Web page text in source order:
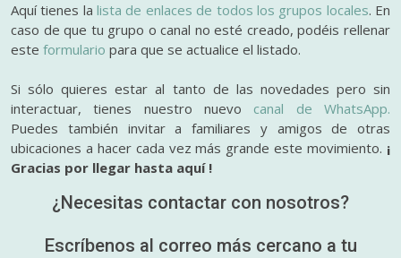
Aquí tienes lalista de enlaces de todos los grupos locales. En
caso de que tu grupo o canal no esté creado, podéis rellenar
este formulario para que se actualice el listado.
Si sólo quieres estar al tanto de las novedades pero sin
interactuar, tienes nuestro nuevo canal de WhatsApp.
Puedes también invitar a familiares y amigos de otras
ubicaciones a hacer cada vez más grande este movimiento. ¡
Gracias por llegar hasta aquí !
¿Necesitas contactar con nosotros?
Escríbenos al correo más cercano a tu